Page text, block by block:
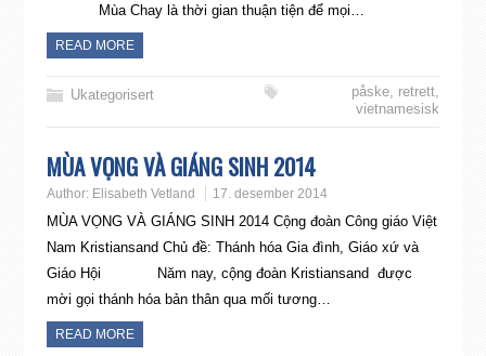
Mùa Chay là thời gian thuận tiện để mọi…
READ MORE
Ukategorisert påske retrett
vietnamesisk
MÙA VỌNG VÀ GIÁNG SINH 2014
Author: Elisabeth Vetland 17. desember 2014
MÙA VỌNG VÀ GIÁNG SINH 2014 Cộng đoàn Công giáo Việt
Nam Kristiansand Chủ đề: Thánh hóa Gia đình, Giáo xứ và
Giáo Hội Năm nay, cộng đoàn Kristiansand được
mời gọi thánh hóa bản thân qua mối tương…
READ MORE